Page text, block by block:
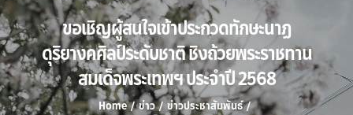
ขอเชิญผู้สนใจเข้าประกวดทักษะนาฏ
ดุริยางคศิลป์ระดับชาติ ชิงถ้วยพระราชทาน
สมเด็จพระเทพฯ ประจำปี 2568
Home / ข่าว / ข่าวประชาสัมพันธ์ /